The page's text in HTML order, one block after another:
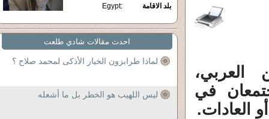
العربي،
في
العادات.
بلد الاقامة
:
Egypt
احدث مقالات شادي طلعت
لماذا طرابزون الخيار الأذكى لمحمد صلاح ؟
ليس اللهيب هو الخطر بل ما أشعله